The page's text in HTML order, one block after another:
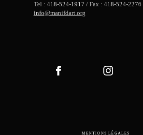
Tel : 418-524-1917 / Fax : 418-524-2276
info@manifdart.org
MENTIONS LÉGALES